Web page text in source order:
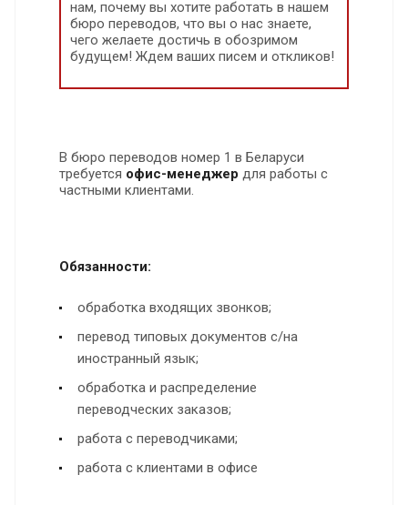
нам, почему вы хотите работать в нашем
бюро переводов, что вы о нас знаете,
чего желаете достичь в обозримом
будущем! Ждем ваших писем и откликов!
В бюро переводов номер 1 в Беларуси
требуется офис-менеджер для работы с
частными клиентами.
Обязанности:
обработка входящих звонков;
перевод типовых документов с/на
иностранный язык;
обработка и распределение
переводческих заказов;
работа с переводчиками;
работа с клиентами в офисе